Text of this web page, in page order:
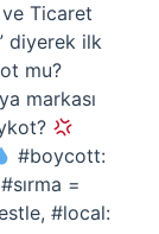
Ticaret
diyerek ilk
mu?
markası
#boycott:
=
#local: